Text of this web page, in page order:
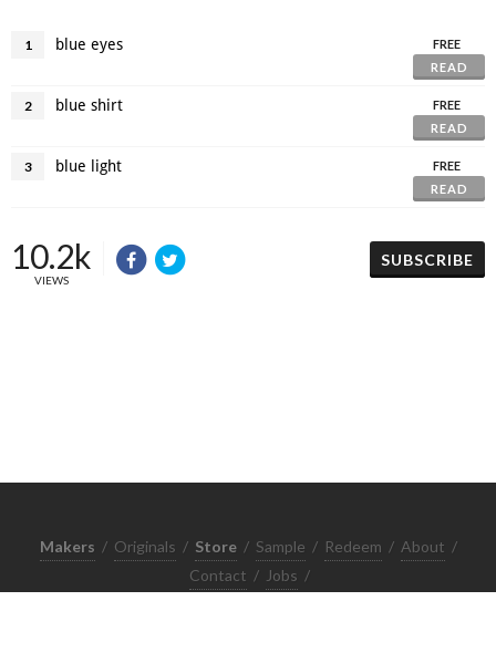
1 blue eyes
FREE
READ
2 blue shirt
FREE
READ
3 blue light
FREE
READ
10.2k
VIEWS
SUBSCRIBE
Makers / Originals / Store / Sample / Redeem / About /
Contact / Jobs /